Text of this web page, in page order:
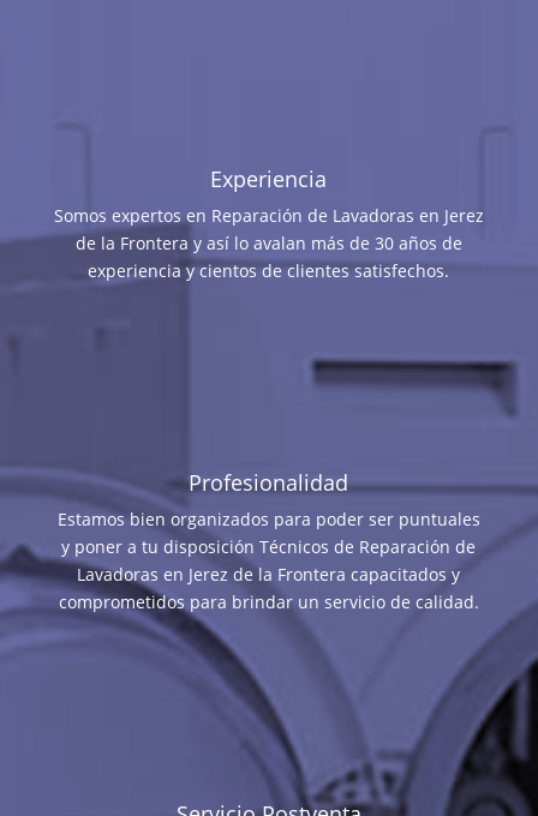
Experiencia
Somos expertos en Reparación de Lavadoras en Jerez
de la Frontera y así lo avalan más de 30 años de
experiencia y cientos de clientes satisfechos.
Profesionalidad
Estamos bien organizados para poder ser puntuales
y poner a tu disposición Técnicos de Reparación de
Lavadoras en Jerez de la Frontera capacitados y
comprometidos para brindar un servicio de calidad.